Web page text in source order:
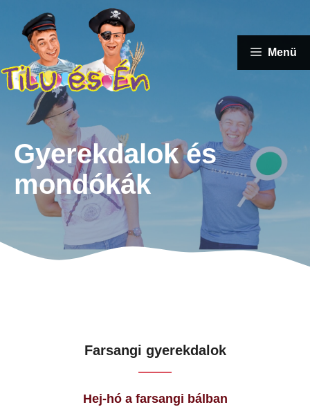
tartalomba
Menü
Gyerekdalok és
mondókák
Farsangi gyerekdalok
Hej-hó a farsangi bálban